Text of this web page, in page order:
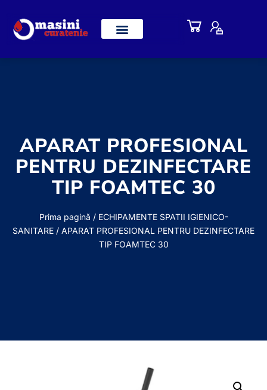
APARAT PROFESIONAL
PENTRU DEZINFECTARE
TIP FOAMTEC 30
Prima pagină / ECHIPAMENTE SPATII IGIENICO-
SANITARE / APARAT PROFESIONAL PENTRU DEZINFECTARE
TIP FOAMTEC 30